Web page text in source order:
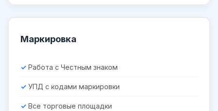
Маркировка
Работа с Честным знаком
УПД с кодами маркировки
Все торговые площадки